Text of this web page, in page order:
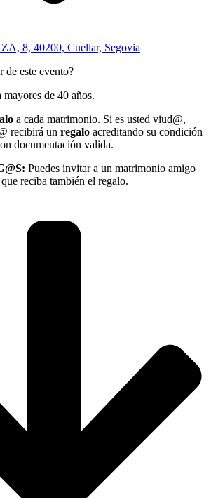
8, 40200, Cuellar, Segovia
de este evento?
de 40 años.
a cada matrimonio. Si es usted viud@,
recibirá un regaloacreditando su condición
documentación valida.
Puedes invitar a un matrimonio amigo
reciba también el regalo.